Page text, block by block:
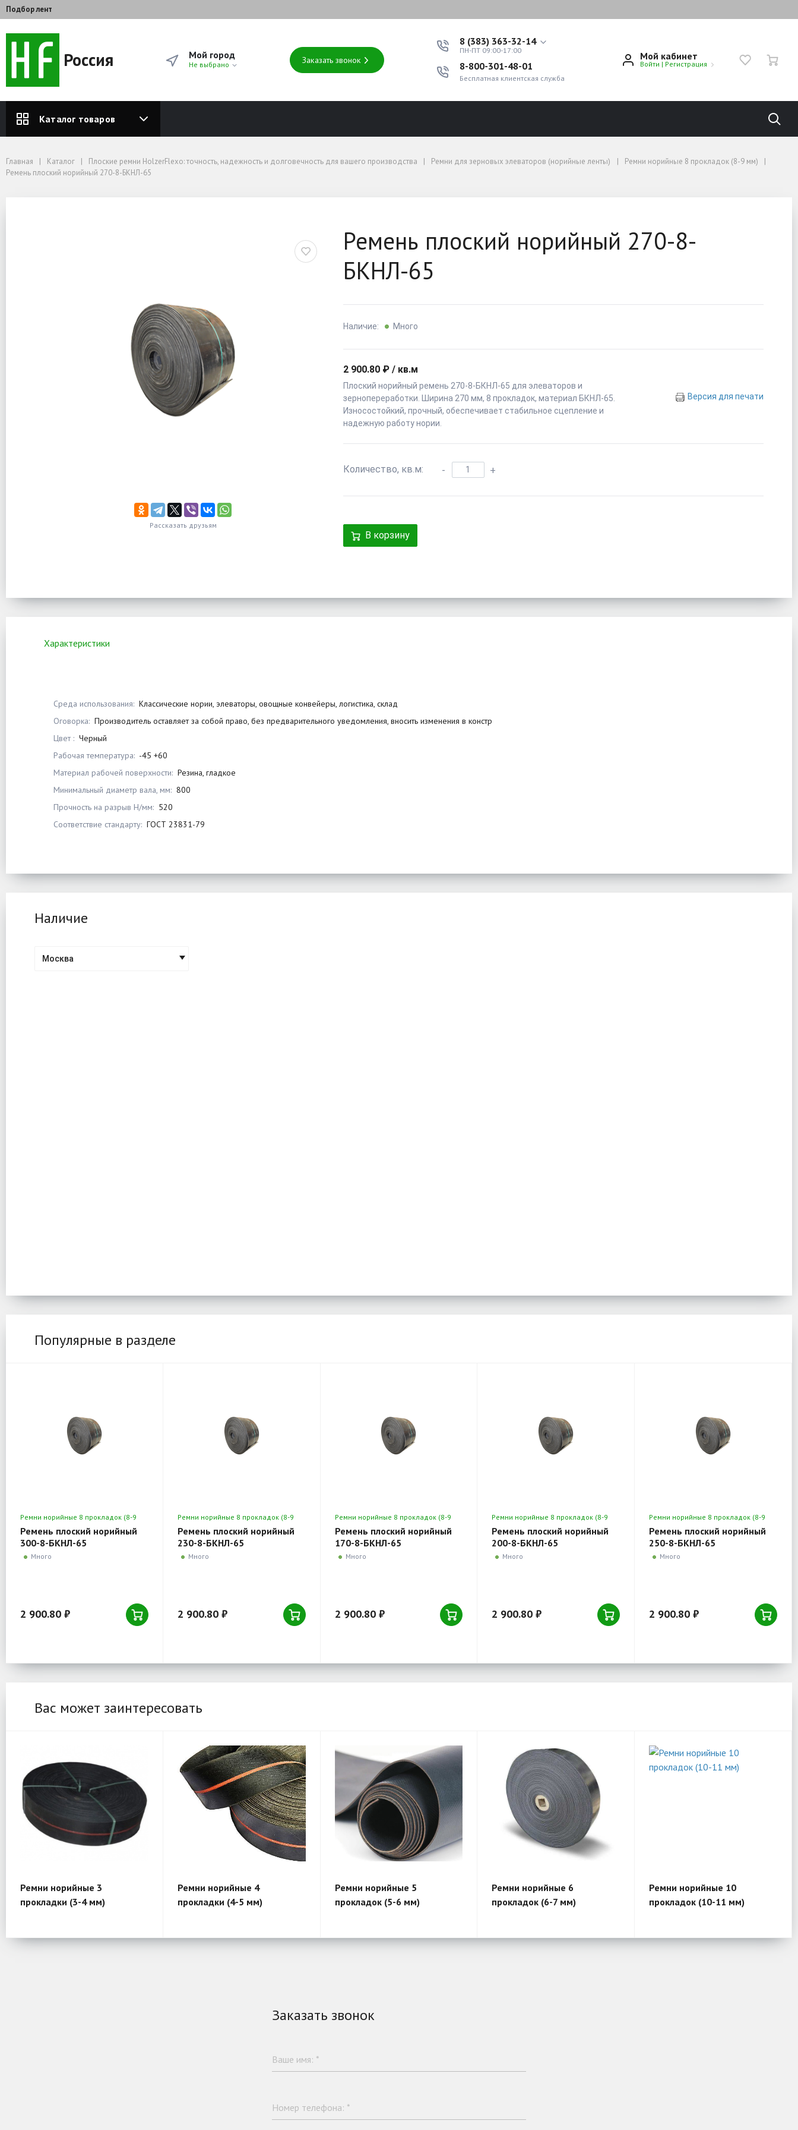
Подбор лент
Россия Мой город
Не выбрано Заказать звонок
8 (383) 363-32-14
ПН-ПТ 09:00-17:00
8-800-301-48-01
Бесплатная клиентская служба
Мой кабинет
Войти | Регистрация
Каталог товаров
Главная
Каталог
Ремни для зерновых элеваторов (норийные ленты)
Ремни норийные 8 прокладок (8-9 мм)
Ремень плоский норийный 270-8-БКНЛ-65
Главная Каталог Плоские ремни HolzerFlexo: точность, надежность и долговечность для вашего производства Ремни для зерновых элеваторов (норийные ленты)
Ремни норийные 8 прокладок (8-9 мм)
Ремень плоский норийный 270-8-БКНЛ-65
Рассказать друзьям
Ремень плоский норийный 270-8-
БКНЛ-65
Наличие: Много
2 900.80 ₽ / кв.м
Плоский норийный ремень 270-8-БКНЛ-65 для элеваторов и
зернопереработки. Ширина 270 мм, 8 прокладок, материал БКНЛ-65.
Износостойкий, прочный, обеспечивает стабильное сцепление и
надежную работу нории.
Версия для печати
Количество, кв.м: - +
В корзину
Характеристики
Среда использования: Классические нории, элеваторы, овощные конвейеры, логистика, склад
Оговорка: Производитель оставляет за собой право, без предварительного уведомления, вносить изменения в констр
Цвет : Черный
Рабочая температура: -45 +60
Материал рабочей поверхности: Резина, гладкое
Минимальный диаметр вала, мм: 800
Прочность на разрыв Н/мм: 520
Соответствие стандарту: ГОСТ 23831-79
Наличие
Москва
Популярные в разделе
Ремни норийные 8 прокладок (8-9
мм)
Ремень плоский норийный
300-8-БКНЛ-65
Много
2 900.80 ₽
Ремни норийные 8 прокладок (8-9
мм)
Ремень плоский норийный
230-8-БКНЛ-65
Много
2 900.80 ₽
Ремни норийные 8 прокладок (8-9
мм)
Ремень плоский норийный
170-8-БКНЛ-65
Много
2 900.80 ₽
Ремни норийные 8 прокладок (8-9
мм)
Ремень плоский норийный
200-8-БКНЛ-65
Много
2 900.80 ₽
Ремни норийные 8 прокладок (8-9
мм)
Ремень плоский норийный
250-8-БКНЛ-65
Много
2 900.80 ₽
Вас может заинтересовать
Ремни норийные 3
прокладки (3-4 мм)
Ремни норийные 4
прокладки (4-5 мм)
Ремни норийные 5
прокладок (5-6 мм)
Ремни норийные 6
прокладок (6-7 мм)
Ремни норийные 10
прокладок (10-11 мм)
Заказать звонок
Ваше имя: *
Номер телефона: *